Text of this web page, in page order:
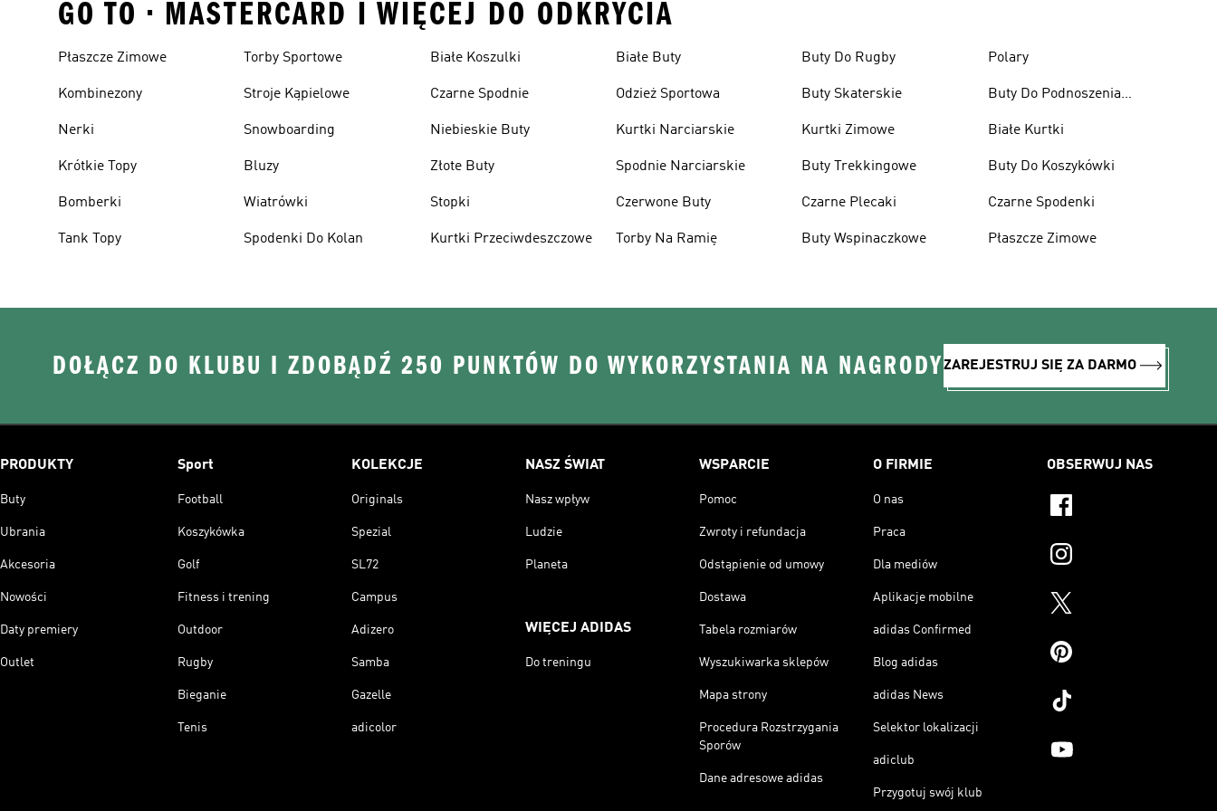
GO TO • MASTERCARD I WIĘCEJ DO ODKRYCIA
Płaszcze Zimowe
Kombinezony
Nerki
Krótkie Topy
Bomberki
Tank Topy
Torby Sportowe
Stroje Kąpielowe
Snowboarding
Bluzy
Wiatrówki
Spodenki Do Kolan
Białe Koszulki
Czarne Spodnie
Niebieskie Buty
Złote Buty
Stopki
Kurtki Przeciwdeszczowe
Białe Buty
Odzież Sportowa
Kurtki Narciarskie
Spodnie Narciarskie
Czerwone Buty
Torby Na Ramię
Buty Do Rugby
Buty Skaterskie
Kurtki Zimowe
Buty Trekkingowe
Czarne Plecaki
Buty Wspinaczkowe
Polary
Buty Do Podnoszenia
Białe Kurtki
Buty Do Koszykówki
Czarne Spodenki
Płaszcze Zimowe
DOŁĄCZ DO KLUBU I ZDOBĄDŹ 250 PUNKTÓW DO WYKORZYSTANIA NA NAGRODYZAREJESTRUJ SIĘ ZA DARMO
PRODUKTY
Buty
Ubrania
Akcesoria
Nowości
Daty premiery
Outlet
Sport
Football
Koszykówka
Golf
Fitness i trening
Outdoor
Rugby
Bieganie
Tenis
KOLEKCJE
Originals
Spezial
SL72
Campus
Adizero
Samba
Gazelle
adicolor
NASZ ŚWIAT
Nasz wpływ
Ludzie
Planeta
WIĘCEJ ADIDAS
Do treningu
WSPARCIE
Pomoc
Zwroty i refundacja
Odstąpienie od umowy
Dostawa
Tabela rozmiarów
Wyszukiwarka sklepów
Mapa strony
Procedura Rozstrzygania
Sporów
Dane adresowe adidas
O FIRMIE
O nas
Praca
Dla mediów
Aplikacje mobilne
adidas Confirmed
Blog adidas
adidas News
Selektor lokalizacji
adiclub
Przygotuj swój klub
OBSERWUJ NAS